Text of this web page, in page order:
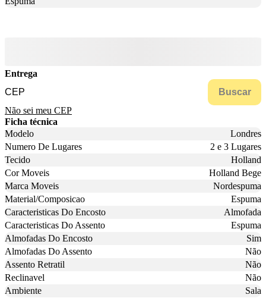
Entrega
Buscar
Não sei meu CEP
Ficha técnica
Modelo
Londres
Numero De Lugares
2 e 3 Lugares
Tecido
Holland
Cor Moveis
Holland Bege
Marca Moveis
Nordespuma
Material/Composicao
Espuma
Caracteristicas Do Encosto
Almofada
Caracteristicas Do Assento
Espuma
Almofadas Do Encosto
Sim
Almofadas Do Assento
Não
Assento Retratil
Não
Reclinavel
Não
Ambiente
Sala